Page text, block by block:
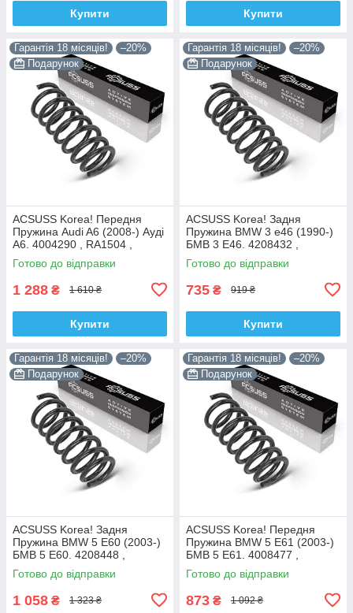
Купити Купити
Гарантія 18 місяців!
–20%
Подарунок
ACSUSS Korea! Передня
Пружина Audi A6 (2008-) Ауді
А6. 4004290 , RA1504 ,
993126. Аксусс Корея
Готово до відправки
1 288 ₴ 1 610 ₴
Купити
Гарантія 18 місяців!
–20%
Подарунок
ACSUSS Korea! Задня
Пружина BMW 3 e46 (1990-)
БМВ 3 E46. 4208432 ,
RX6200 , 996723. Аксусс
Корея
Готово до відправки
735 ₴ 919 ₴
Купити
Гарантія 18 місяців!
–20%
Подарунок
ACSUSS Korea! Задня
Пружина BMW 5 E60 (2003-)
БМВ 5 Е60. 4208448 ,
RC6693 , 996975. Аксусс
Корея
Готово до відправки
1 058 ₴ 1 323 ₴
Гарантія 18 місяців!
–20%
Подарунок
ACSUSS Korea! Передня
Пружина BMW 5 E61 (2003-)
БМВ 5 Е61. 4008477 ,
RH3905. Аксусс Корея
Готово до відправки
873 ₴ 1 092 ₴